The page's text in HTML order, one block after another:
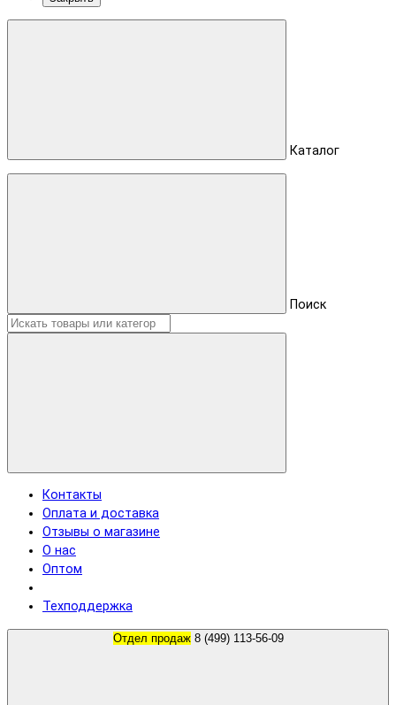
Каталог
Поиск
Контакты
Оплата и доставка
Отзывы о магазине
О нас
Оптом
Техподдержка
Отдел продаж 8 (499) 113-56-09